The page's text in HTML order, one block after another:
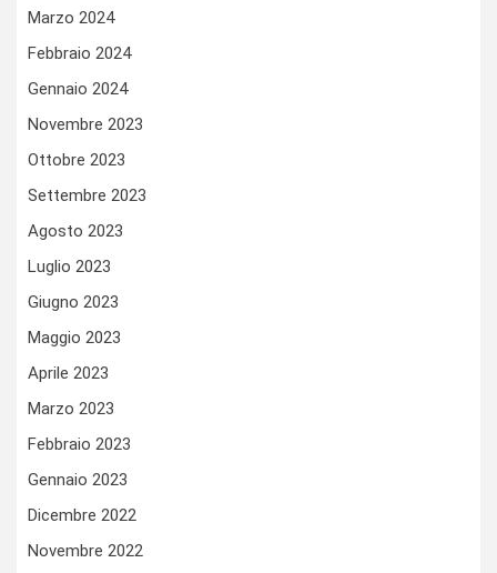
Marzo 2024
Febbraio 2024
Gennaio 2024
Novembre 2023
Ottobre 2023
Settembre 2023
Agosto 2023
Luglio 2023
Giugno 2023
Maggio 2023
Aprile 2023
Marzo 2023
Febbraio 2023
Gennaio 2023
Dicembre 2022
Novembre 2022